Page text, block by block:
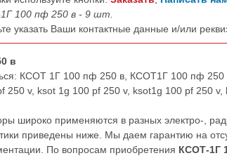
100 пф 250 в - 9 шт.
указать Ваши контактные данные и/или
в
КСОТ 1Г 100 пф 250 в, КСОТ1Г 100 пф
v, ksot 1g 100 pf 250 v, ksot1g 100 pf 250 v,
широко применяются в разных электро-,
приведены ниже. Мы даем гарантию на
По вопросам приобретения КСОТ-1Г